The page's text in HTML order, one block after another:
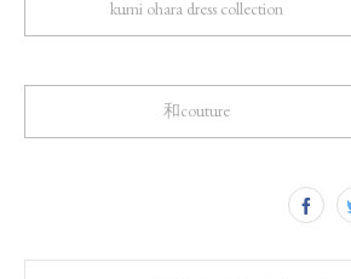
kumi ohara dress collection
和couture